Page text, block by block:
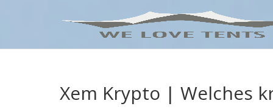
Xem Krypto | Welches